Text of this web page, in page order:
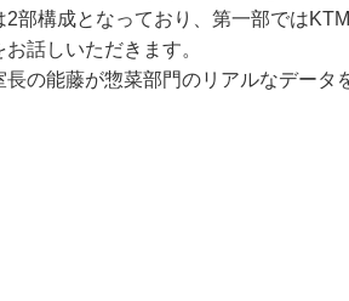
部構成となっており、第一部では
話しいただきます。
の能藤が惣菜部門のリアルなデータ